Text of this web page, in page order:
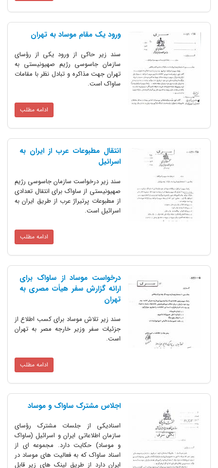
ورود یک مقام موساد به تهران
سند زیر حاکی از ورود یکی از رؤسای
سازمان جاسوسی رژیم صهیونیستی به
تهران جهت مذاکره و تبادل نظر با مقامات
ساواک است.
ادامه مطلب
انتقال مطبوعات عرب از ایران به
اسرائیل
سند زیر درخواست سازمان جاسوسی رژیم
صهیونیستی از ساواک برای انتقال تعدادی
از مطبوعات پرتیراژ عرب از طریق ایران به
اسرائیل است.
ادامه مطلب
درخواست موساد از ساواک برای
ارائه گزارش سفر هیأت مصری به
تهران
سند زیر تلاش موساد برای کسب اطلاع از
جزئیات سفر وزیر خارجه مصر به تهران
است.
ادامه مطلب
اجلاس مشترک ساواک و موساد
اسنادیکی از جلسات مشترک رؤسای
سازمان اطلاعاتی ایران و اسرائیل (ساواک
و موساد) حکایت دارد. مجموعه ای از
اسناد ساواک که به فعالیت های موساد در
ایران دارد از طریق لینک های زیر قابل